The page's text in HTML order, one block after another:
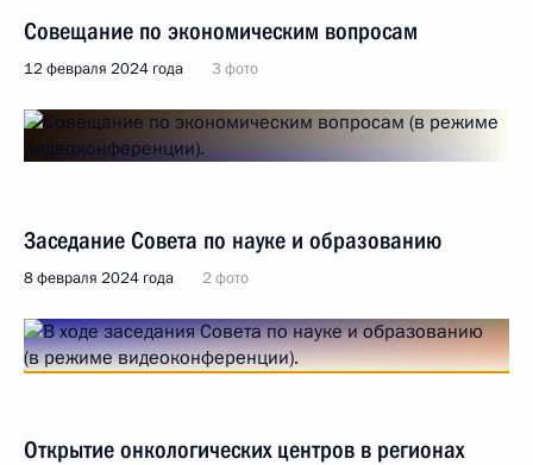
Совещание по экономическим вопросам
12 февраля 2024 года 3 фото
Заседание Совета по науке и образованию
8 февраля 2024 года 2 фото
Открытие онкологических центров в регионах